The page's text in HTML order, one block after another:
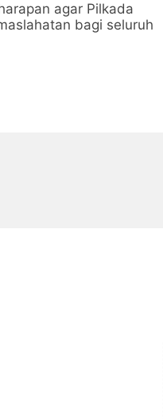
agar Pilkada
bagi seluruh